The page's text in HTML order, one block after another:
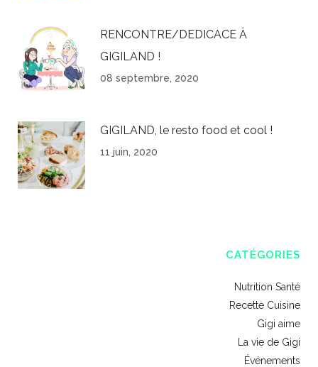
RENCONTRE/DEDICACE À
GIGILAND !
08 septembre, 2020
GIGILAND, le resto food et cool !
11 juin, 2020
CATÉGORIES
Nutrition Santé
Recette Cuisine
Gigi aime
La vie de Gigi
Événements